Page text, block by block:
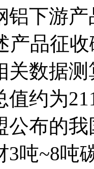
铝下游
产品征
关数据
值约为
公布的
3吨~8吨